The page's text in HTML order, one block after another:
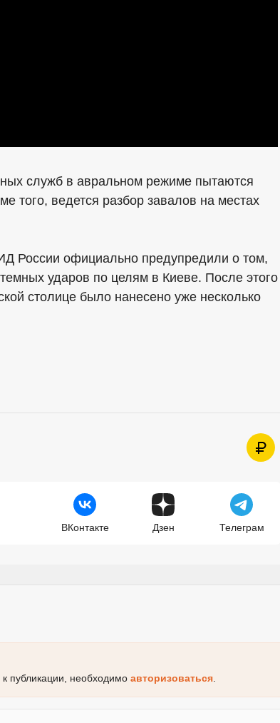
служб в авральном режиме пытаются
того, ведется разбор завалов на местах
России официально предупредили о том,
ударов по целям в Киеве. После этого
столице было нанесено уже несколько
ВКонтакте Дзен Телеграм
публикации, необходимо авторизоваться